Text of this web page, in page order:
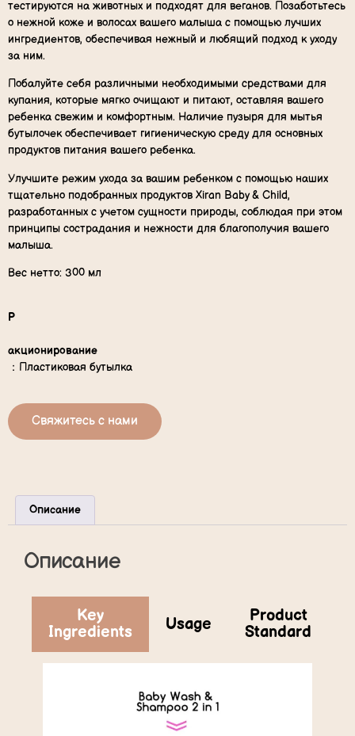
тестируются на животных и подходят для веганов. Позаботьтесь
о нежной коже и волосах вашего малыша с помощью лучших
ингредиентов, обеспечивая нежный и любящий подход к уходу
за ним.
Побалуйте себя различными необходимыми средствами для
купания, которые мягко очищают и питают, оставляя вашего
ребенка свежим и комфортным. Наличие пузыря для мытья
бутылочек обеспечивает гигиеническую среду для основных
продуктов питания вашего ребенка.
Улучшите режим ухода за вашим ребенком с помощью наших
тщательно подобранных продуктов Xiran Baby & Child,
разработанных с учетом сущности природы, соблюдая при этом
принципы сострадания и нежности для благополучия вашего
малыша.
Вес нетто: 300 мл
P
акционирование
：Пластиковая бутылка
Свяжитесь с нами
Описание
Описание
Key
Ingredients
Usage
Product
Standard